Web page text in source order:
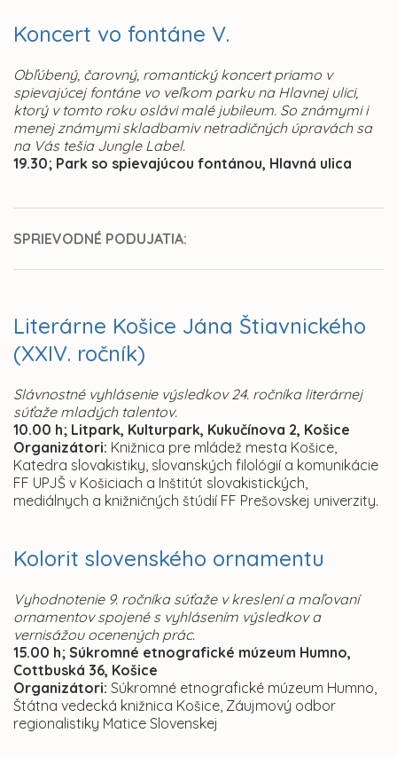
Koncert vo fontáne V.
Obľúbený, čarovný, romantický koncert priamo v
spievajúcej fontáne vo veľkom parku na Hlavnej ulici,
ktorý v tomto roku oslávi malé jubileum. So známymi i
menej známymi skladbamiv netradičných úpravách sa
na Vás tešia Jungle Label.
19.30; Park so spievajúcou fontánou, Hlavná ulica
SPRIEVODNÉ PODUJATIA:
Literárne Košice Jána Štiavnického
(XXIV. ročník)
Slávnostné vyhlásenie výsledkov 24. ročníka literárnej
súťaže mladých talentov.
10.00 h; Litpark, Kulturpark, Kukučínova 2, Košice
Organizátori: Knižnica pre mládež mesta Košice,
Katedra slovakistiky, slovanských filológií a komunikácie
FF UPJŠ v Košiciach a Inštitút slovakistických,
mediálnych a knižničných štúdií FF Prešovskej univerzity.
Kolorit slovenského ornamentu
Vyhodnotenie 9. ročníka súťaže v kreslení a maľovaní
ornamentov spojené s vyhlásením výsledkov a
vernisážou ocenených prác.
15.00 h; Súkromné etnografické múzeum Humno,
Cottbuská 36, Košice
Organizátori: Súkromné etnografické múzeum Humno,
Štátna vedecká knižnica Košice, Záujmový odbor
regionalistiky Matice Slovenskej